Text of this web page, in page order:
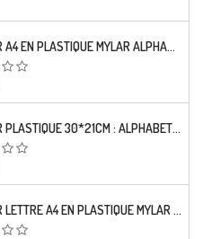
POCHOIR A4 EN PLASTIQUE MYLAR ALPHABET LETTRE TYPO CHARLEMAGNE 28 MM
POCHOIR PLASTIQUE 30*21CM : ALPHABET (03)
POCHOIR LETTRE A4 EN PLASTIQUE MYLAR ALPHABET STYLE STENCIL BOLD 30 MM